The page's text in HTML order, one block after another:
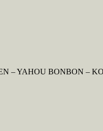
– YAHOU BONBON –